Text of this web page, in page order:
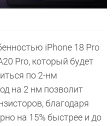
iPhone 18 Pro
Pro, который будет
по 2-нм
на 2 нм позволит
благодаря
на 15% быстрее и до